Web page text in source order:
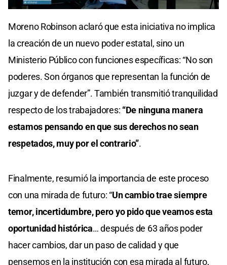
Moreno Robinson aclaró que esta iniciativa no implica
la creación de un nuevo poder estatal, sino un
Ministerio Público con funciones específicas: “No son
poderes. Son órganos que representan la función de
juzgar y de defender”. También transmitió tranquilidad
respecto de los trabajadores: “De ninguna manera
estamos pensando en que sus derechos no sean
respetados, muy por el contrario”.
Finalmente, resumió la importancia de este proceso
con una mirada de futuro: “Un cambio trae siempre
temor, incertidumbre, pero yo pido que veamos esta
oportunidad histórica… después de 63 años poder
hacer cambios, dar un paso de calidad y que
pensemos en la institución con esa mirada al futuro,